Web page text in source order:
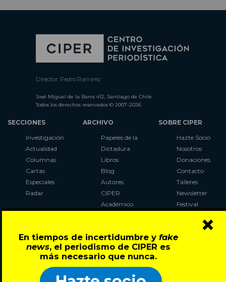
En tiempos de incertidumbre y fake
news, el periodismo de CIPER es
más necesario que nunca.
×
Director: Pedro Ramírez
José Miguel de la Barra 412, Santiago de Chile
Todos los derechos reservados © 2007-2026
SECCIONES
Investigación
Actualidad
Columnas
Cartas
Especiales
Radar
ARCHIVO
Papeles de la
Dictadura
Libros
Blog
Autores
CIPER
Académico
Al Plebiscito
con CIPER
SOBRE CIPER
Hazte Socio
Nosotros
Donaciones
Contacto
Talleres
Newsletter
Festival